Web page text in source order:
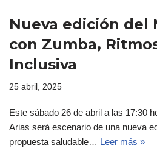
Nueva edición del
con Zumba,
Inclusiva
25 abril, 2025
Este sábado 26 de abril a las 17:30
Arias será escenario de una nueva
propuesta saludable… Leer más »